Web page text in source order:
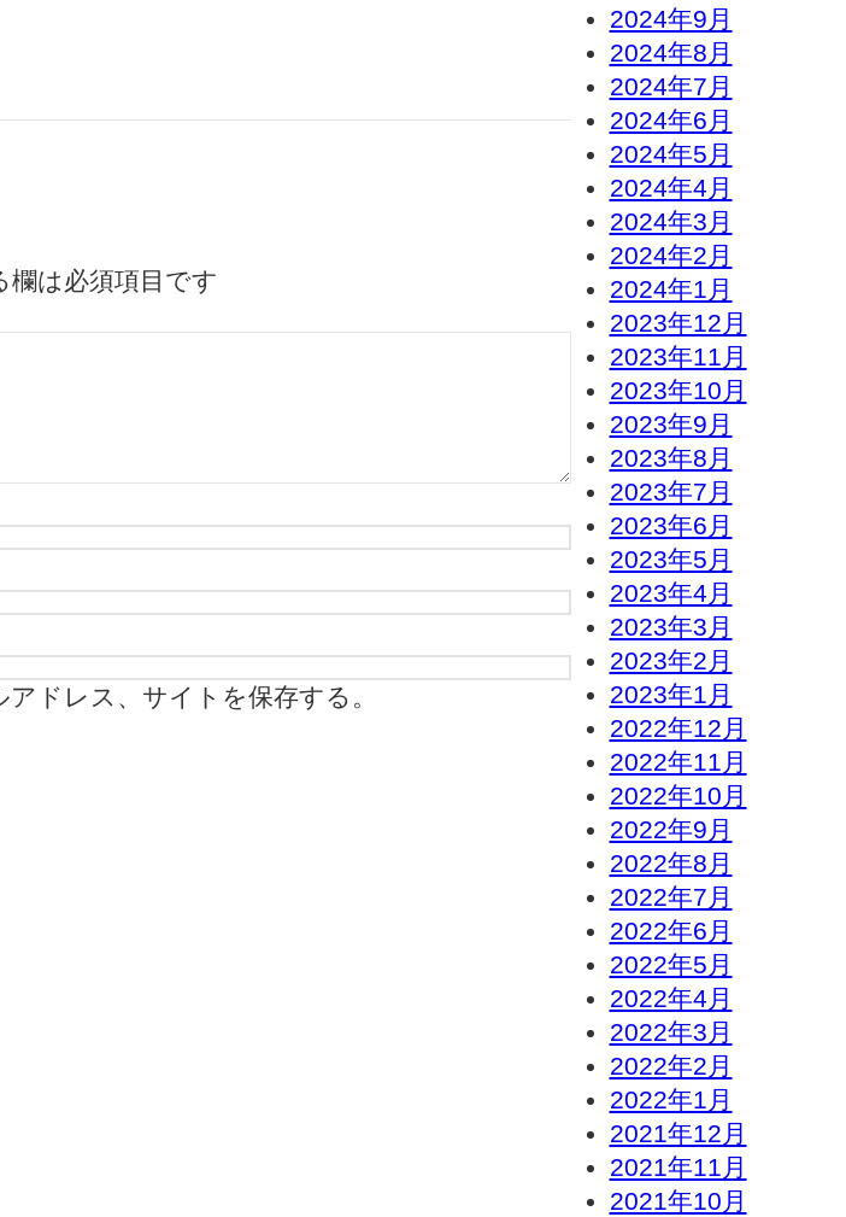
欄は必須項目です
ドレス、サイトを保存する。
2024年9月
2024年8月
2024年7月
2024年6月
2024年5月
2024年4月
2024年3月
2024年2月
2024年1月
2023年12月
2023年11月
2023年10月
2023年9月
2023年8月
2023年7月
2023年6月
2023年5月
2023年4月
2023年3月
2023年2月
2023年1月
2022年12月
2022年11月
2022年10月
2022年9月
2022年8月
2022年7月
2022年6月
2022年5月
2022年4月
2022年3月
2022年2月
2022年1月
2021年12月
2021年11月
2021年10月